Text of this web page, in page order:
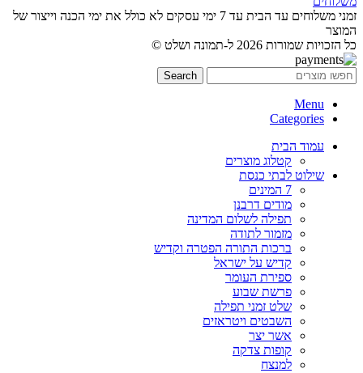
זמני משלוחים עד הבית עד 7 ימי עסקים לא כולל את ימי הכנה וייצור של
המוצר
כל הזכויות שמורות 2026 ל-תמונה ושלט ©
Search
Menu
Categories
עמוד הבית
קטלוג מוצרים
שילוט לבתי כנסת
7 המינים
מודים דרבנן
תפילה לשלום המדינה
מזמור לתודה
ברכות התורה הפטרה וקדיש
קדיש על ישראל
ספירת העומר
פרשת שבוע
שלט זמני תפילה
השבטים ויטראזים
אשר יצר
קופות צדקה
למנצח